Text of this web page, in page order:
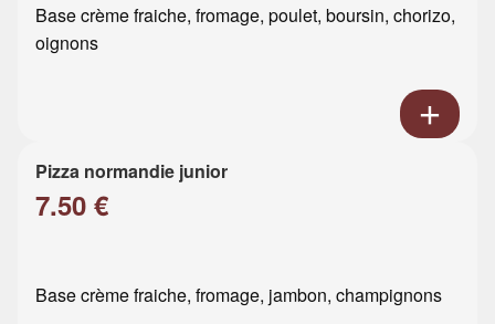
Base crème fraiche, fromage, poulet, boursin, chorizo,
oignons
Pizza normandie junior
7.50 €
Base crème fraiche, fromage, jambon, champignons